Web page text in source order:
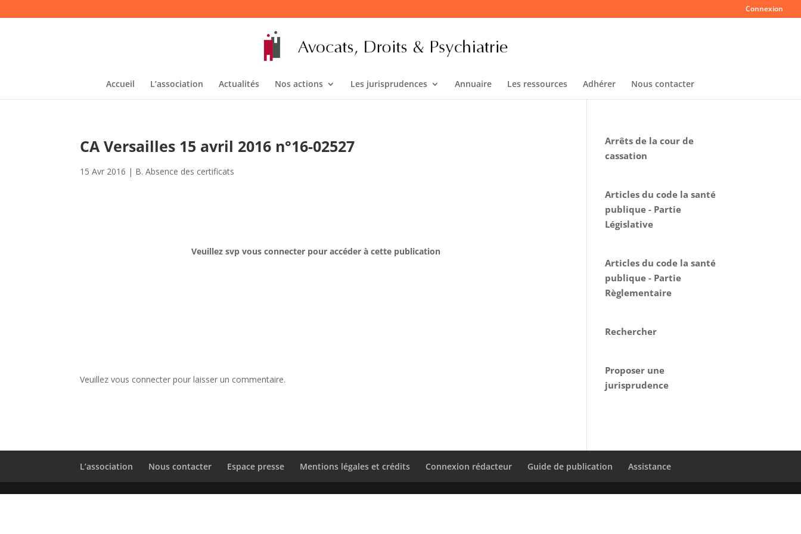
Connexion
Accueil L’association Actualités Nos actions Les jurisprudences Annuaire Les ressources Adhérer Nous contacter
CA Versailles 15 avril 2016 n°16-02527
15 Avr 2016 | B. Absence des certificats
Veuillez svp vous connecter pour accéder à cette publication
Veuillez vous connecter pour laisser un commentaire.
Arrêts de la cour de
cassation
Articles du code la santé
publique - Partie
Législative
Articles du code la santé
publique - Partie
Règlementaire
Rechercher
Proposer une
jurisprudence
L’association Nous contacter Espace presse Mentions légales et crédits Connexion rédacteur Guide de publication Assistance